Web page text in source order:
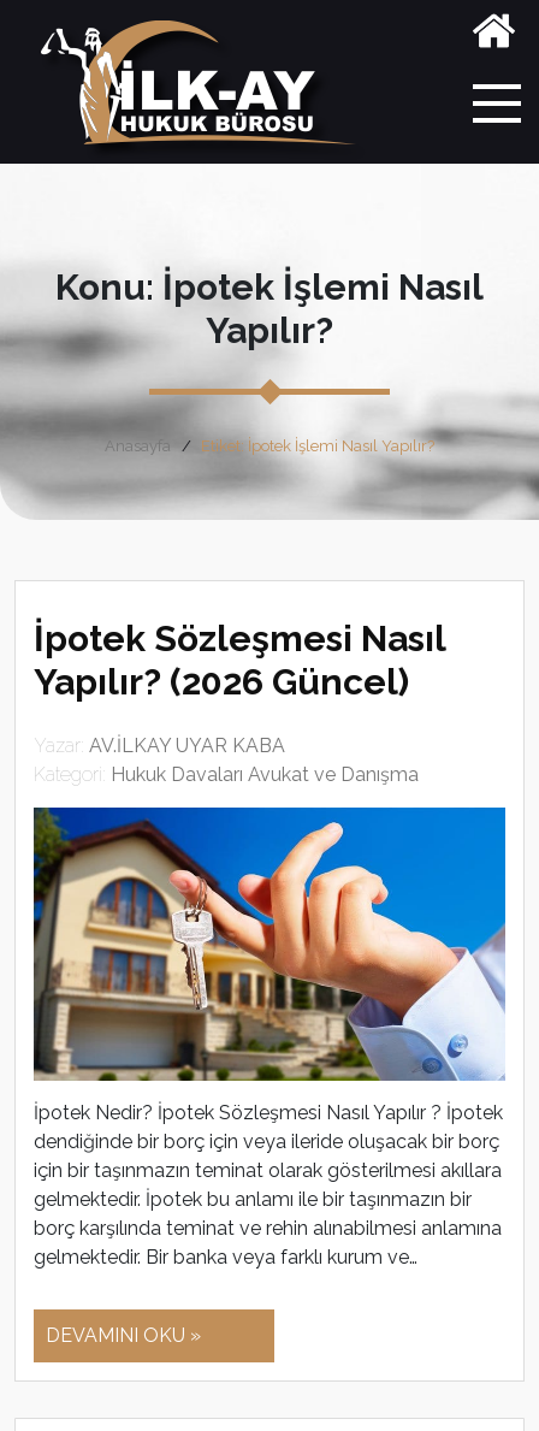
Konu: İpotek İşlemi Nasıl
Yapılır?
Anasayfa Etiket: İpotek İşlemi Nasıl Yapılır?
İpotek Sözleşmesi Nasıl
Yapılır? (2026 Güncel)
Yazar: AV.İLKAY UYAR KABA
Kategori: Hukuk Davaları Avukat ve Danışma
İpotek Nedir? İpotek Sözleşmesi Nasıl Yapılır ? İpotek
dendiğinde bir borç için veya ileride oluşacak bir borç
için bir taşınmazın teminat olarak gösterilmesi akıllara
gelmektedir. İpotek bu anlamı ile bir taşınmazın bir
borç karşılında teminat ve rehin alınabilmesi anlamına
gelmektedir. Bir banka veya farklı kurum ve…
DEVAMINI OKU »